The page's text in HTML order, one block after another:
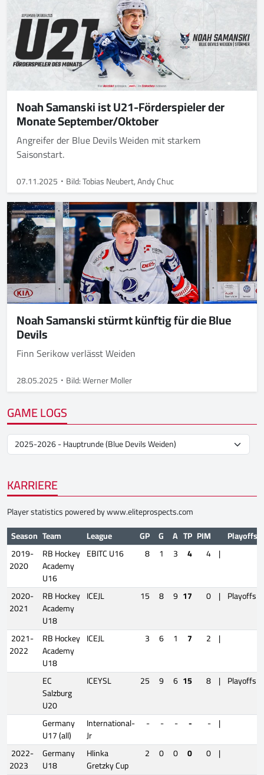
Noah Samanski ist U21-Förderspieler der
Monate September/Oktober
Angreifer der Blue Devils Weiden mit starkem
Saisonstart.
07.11.2025 Bild: Tobias Neubert, Andy Chuc
Noah Samanski stürmt künftig für die Blue
Devils
Finn Serikow verlässt Weiden
28.05.2025 Bild: Werner Moller
GAME LOGS
KARRIERE
Player statistics powered bywww.eliteprospects.com
Season Team League GP G A TP PIM
Playoffs
2019-
2020
RB Hockey
Academy
U16
EBITC U16 8 1 3 4 4 |
2020-
2021
RB Hockey
Academy
U18
ICEJL 15 8 9 17 0 | Playoffs
2021-
2022
RB Hockey
Academy
U18
ICEJL 3 6 1 7 2 |
EC
Salzburg
U20
ICEYSL 25 9 6 15 8 | Playoffs
Germany
U17 (all)
International-
Jr
- - - - - |
2022-
2023
Germany
U18
Hlinka
Gretzky Cup
2 0 0 0 0 |